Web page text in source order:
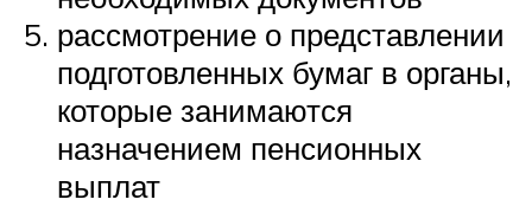
рассмотрение о представлении
подготовленных бумаг в органы,
которые занимаются
назначением пенсионных
выплат